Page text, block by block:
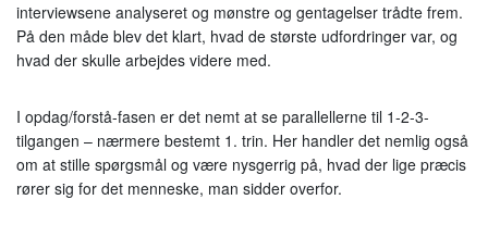
interviewsene analyseret og mønstre og gentagelser trådte frem.
På den måde blev det klart, hvad de største udfordringer var, og
hvad der skulle arbejdes videre med.
I opdag/forstå-fasen er det nemt at se parallellerne til 1-2-3-
tilgangen – nærmere bestemt 1. trin. Her handler det nemlig også
om at stille spørgsmål og være nysgerrig på, hvad der lige præcis
rører sig for det menneske, man sidder overfor.